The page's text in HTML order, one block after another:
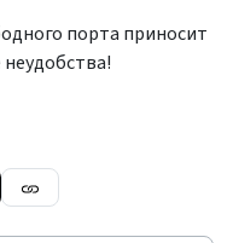
порта приносит